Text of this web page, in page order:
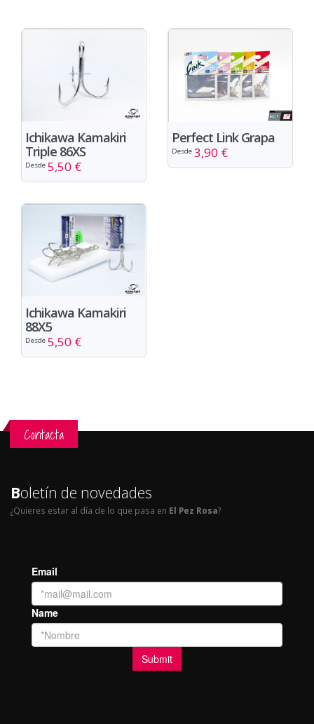
Ichikawa Kamakiri
Triple 86XS
Desde 5,50 €
Perfect Link Grapa
Desde 3,90 €
Ichikawa Kamakiri
88X5
Desde 5,50 €
Contacta
Boletín de novedades
¿Quieres estar al día de lo que pasa en El Pez Rosa?